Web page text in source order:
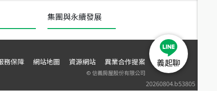
集團與永續發展
20260804.b53805
務保障 網站地圖 資源網站 異業合作提案
©信義房屋股份有限公司
義起聊